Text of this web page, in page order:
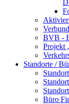
BVB -
Projekt
Standorte /
Büro